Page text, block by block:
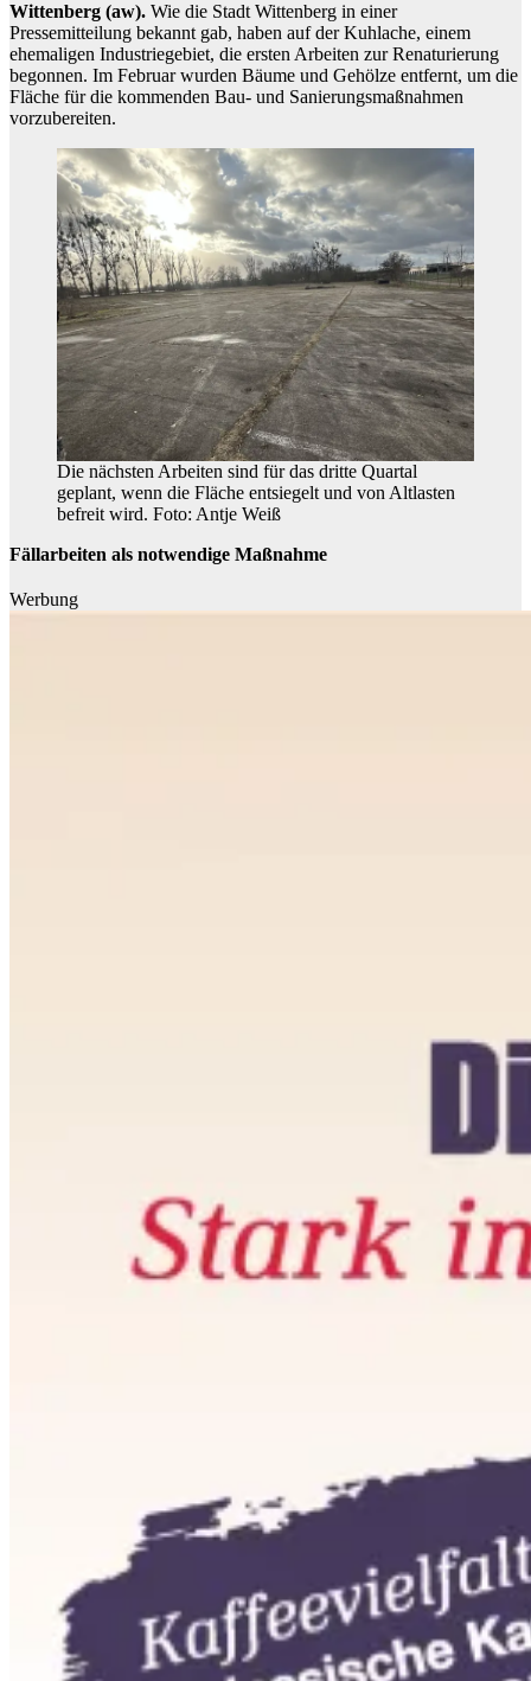
Wittenberg (aw). Wie die Stadt Wittenberg in einer
Pressemitteilung bekannt gab, haben auf der Kuhlache, einem
ehemaligen Industriegebiet, die ersten Arbeiten zur Renaturierung
begonnen. Im Februar wurden Bäume und Gehölze entfernt, um die
Fläche für die kommenden Bau- und Sanierungsmaßnahmen
vorzubereiten.
Die nächsten Arbeiten sind für das dritte Quartal
geplant, wenn die Fläche entsiegelt und von Altlasten
befreit wird. Foto: Antje Weiß
Fällarbeiten als notwendige Maßnahme
Werbung